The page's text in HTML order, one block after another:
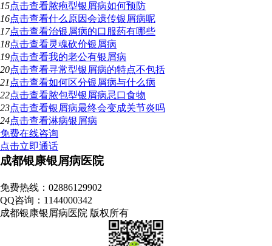
15点击查看脓疱型银屑病如何预防
16点击查看什么原因会遗传银屑病呢
17点击查看治银屑病的口服药有哪些
18点击查看灵魂砍价银屑病
19点击查看我的老公有银屑病
20点击查看寻常型银屑病的特点不包括
21 点击查看如何区分银屑病与什么病
22点击查看脓包型银屑病忌口食物
23点击查看银屑病最终会变成关节炎吗
24点击查看淋病银屑病
免费在线咨询
点击立即通话
成都银康银屑病医院
免费热线：02886129902
QQ咨询：1144000342
成都银康银屑病医院 版权所有